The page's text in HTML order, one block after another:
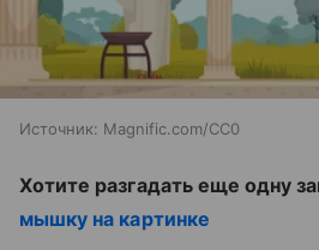
Источник: Magnific.com/CC0
Хотите разгадать еще одну
мышку на картинке